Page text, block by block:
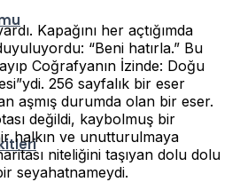
Kapağını her açtığımda
“Beni hatırla.” Bu
Coğrafyanın İzinde: Doğu
256 sayfalık bir eser
aşmış durumda olan bir eser.
değildi, kaybolmuş bir
halkın ve unutturulmaya
niteliğini taşıyan dolu dolu
seyahatnameydi.